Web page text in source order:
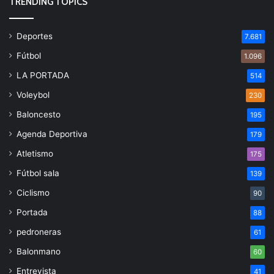
Deportes 7.681
Fútbol 1.096
LA PORTADA 514
Voleybol 230
Baloncesto 195
Agenda Deportiva 179
Atletismo 175
Fútbol sala 139
Ciclismo 90
Portada 88
pedroneras 61
Balonmano 60
Entrevista 41